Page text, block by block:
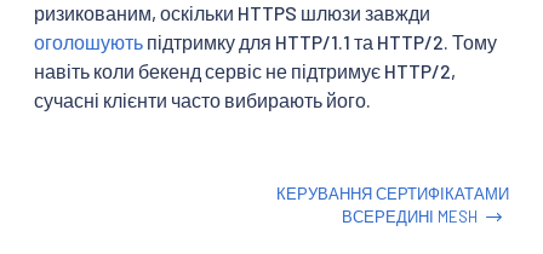
ризикованим, оскільки HTTPS шлюзи завжди
оголошують підтримку для HTTP/1.1 та HTTP/2. Тому
навіть коли бекенд сервіс не підтримує HTTP/2,
сучасні клієнти часто вибирають його.
КЕРУВАННЯ СЕРТИФІКАТАМИ
ВСЕРЕДИНІ MESH